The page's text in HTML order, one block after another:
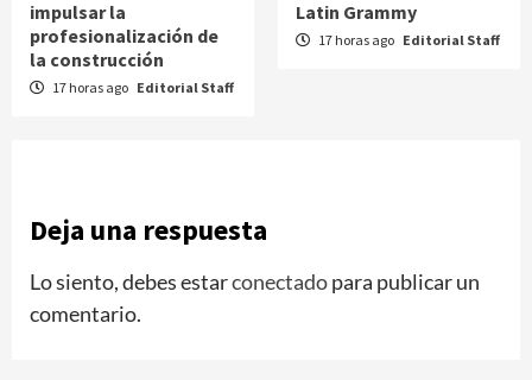
impulsar la
profesionalización de
la construcción
17 horas ago Editorial Staff
Latin Grammy
17 horas ago Editorial Staff
Deja una respuesta
Lo siento, debes estarconectadopara publicar un
comentario.